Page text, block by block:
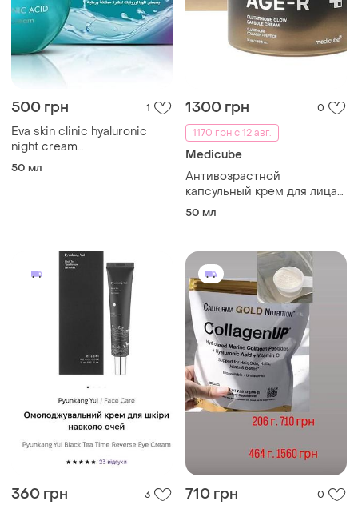
500 грн 1
Eva skin clinic hyaluronic
night cream
антивозрастной ночной
50 мл
1300 грн
0
1170 грн с 12 авг.
Medicube
Антивозрастной
капсульный крем для лица
с глутатионом, коллагеном
cream
50 мл
360 грн 3 710 грн 0